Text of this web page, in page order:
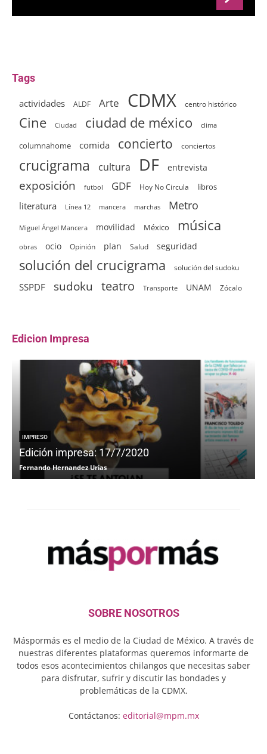
Tags
actividades ALDF Arte CDMX centro histórico
Cine Ciudad ciudad de méxico clima
columnahome comida concierto conciertos
crucigrama cultura DF entrevista
exposición futbol GDF Hoy No Circula libros
literatura Línea 12 mancera marchas Metro
Miguel Ángel Mancera movilidad México música
obras ocio Opinión plan Salud seguridad
solución del crucigrama solución del sudoku
SSPDF sudoku teatro Transporte UNAM Zócalo
Edicion Impresa
IMPRESO
Edición impresa: 17/7/2020
Fernando Hernandez Urias
SOBRE NOSOTROS
Máspormás es el medio de la Ciudad de México. A través de
nuestras diferentes plataformas queremos informarte de
todos esos acontecimientos chilangos que necesitas saber
para disfrutar, sufrir y discutir las bondades y
problemáticas de la CDMX.
Contáctanos: editorial@mpm.mx